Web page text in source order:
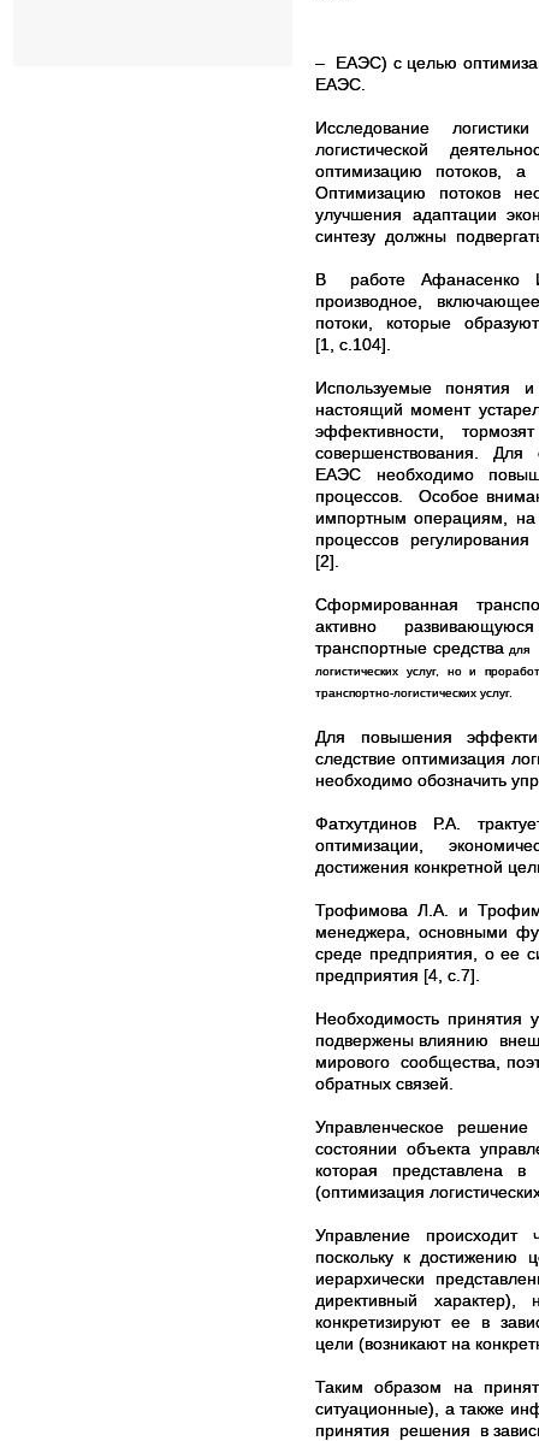
–
ЕАЭС) с целью
ЕАЭС.
Исследование
логистической
оптимизацию потоков,
Оптимизацию потоков
улучшения адаптации
синтезу должны
В
работе Афанасенко
производное,
потоки, которые
[1, с.104].
Используемые понятия и
настоящий момент
эффективности,
совершенствования.
ЕАЭС необходимо
процессов. Особое
импортным операциям, на
процессов регулирования
[2].
Сформированная
активно
транспортные средства для
логистических услуг, но и
транспортно-логистических услуг.
Для повышения
следствие оптимизация
необходимо обозначить
Фатхутдинов Р.А.
оптимизации,
достижения конкретной
Трофимова Л.А. и
менеджера, основными
среде предприятия, о
предприятия [4, с.7].
Необходимость принятия
подвержены влиянию
мирового сообщества,
обратных связей.
Управленческое
состоянии объекта
которая представлена
(оптимизация
Управление происходит
поскольку к достижению
иерархически
директивный
конкретизируют ее в
цели (возникают на
Таким образом на
ситуационные), а также
принятия решения в